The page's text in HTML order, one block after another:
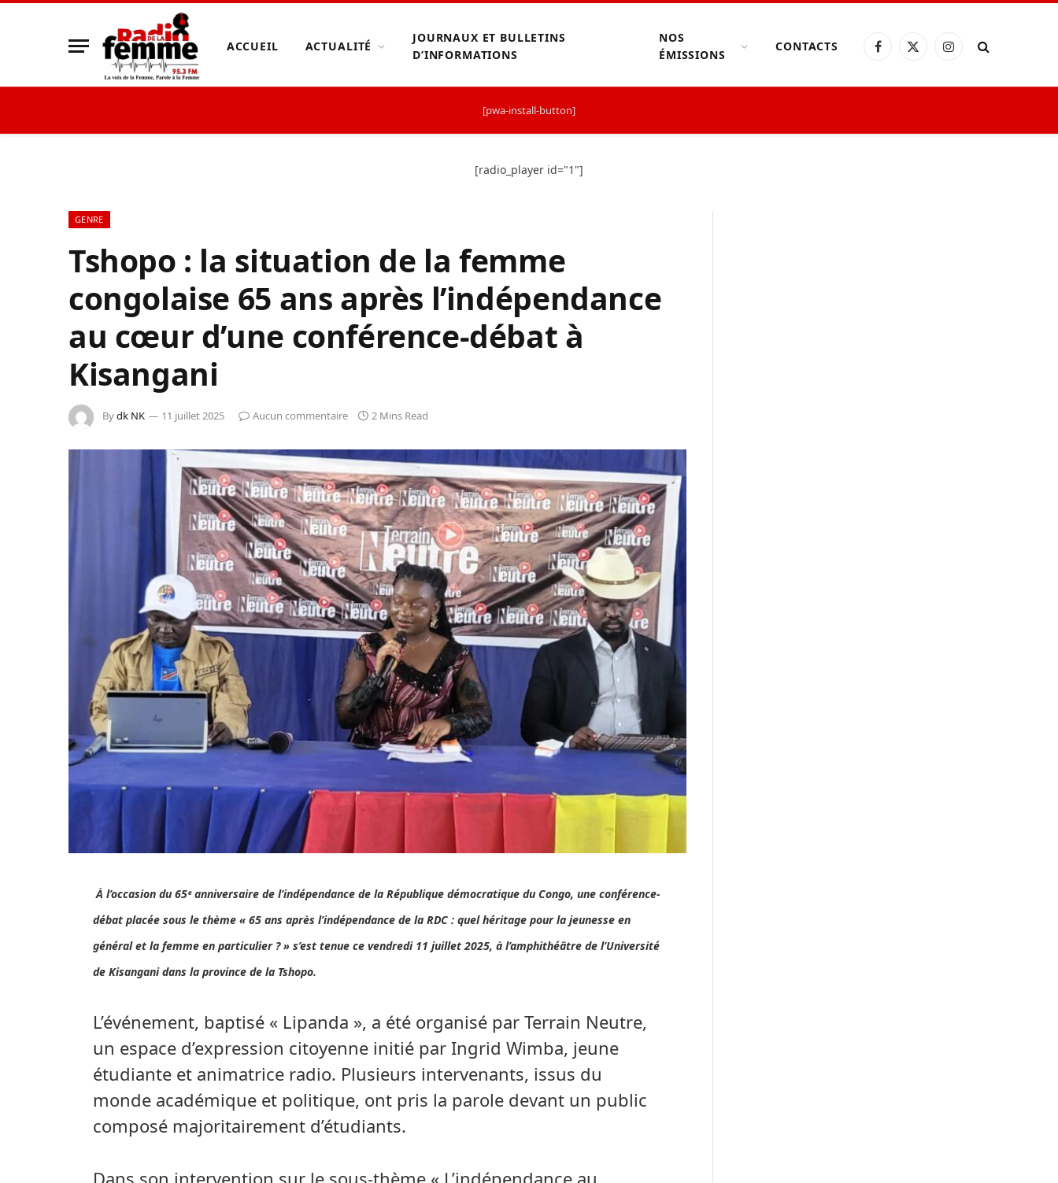
ACCUEIL ACTUALITÉ
JOURNAUX ET BULLETINS
D’INFORMATIONS
NOS
ÉMISSIONS
CONTACTS Facebook
X
Instagram
[pwa-install-button]
[radio_player id="1"]
GENRE
Tshopo : la situation de la femme
congolaise 65 ans après l’indépendance
au cœur d’une conférence-débat à
Kisangani
Bydk NK 11 juillet 2025 Aucun commentaire 2 Mins Read
À l’occasion du 65ᵉ anniversaire de l’indépendance de la République démocratique du Congo, une conférence-
débat placée sous le thème « 65 ans après l’indépendance de la RDC : quel héritage pour la jeunesse en
général et la femme en particulier ? » s’est tenue ce vendredi 11 juillet 2025, à l’amphithéâtre de l’Université
de Kisangani dans la province de la Tshopo.
L’événement, baptisé « Lipanda », a été organisé par Terrain Neutre,
un espace d’expression citoyenne initié par Ingrid Wimba, jeune
étudiante et animatrice radio. Plusieurs intervenants, issus du
monde académique et politique, ont pris la parole devant un public
composé majoritairement d’étudiants.
Dans son intervention sur le sous-thème « L’indépendance au